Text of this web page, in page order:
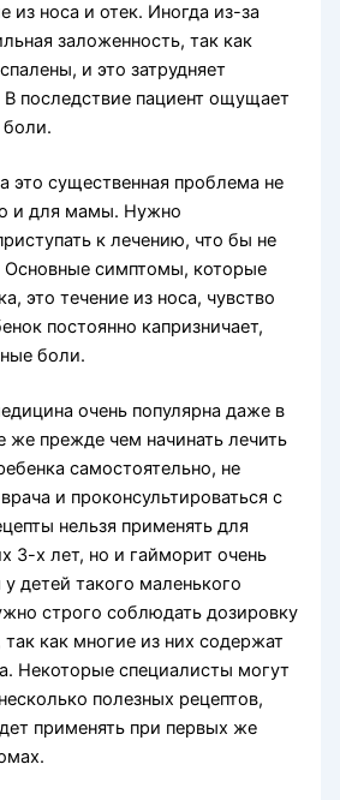
из носа и отек. Иногда из-за
заложенность, так как
и это затрудняет
В последствие пациент ощущает
это существенная проблема не
и для мамы. Нужно
к лечению, что бы не
симптомы, которые
это течение из носа, чувство
постоянно капризничает,
боли.
очень популярна даже в
же прежде чем начинать лечить
самостоятельно, не
и проконсультироваться с
нельзя применять для
3-х лет, но и гайморит очень
у детей такого маленького
строго соблюдать дозировку
как многие из них содержат
Некоторые специалисты могут
полезных рецептов,
применять при первых же